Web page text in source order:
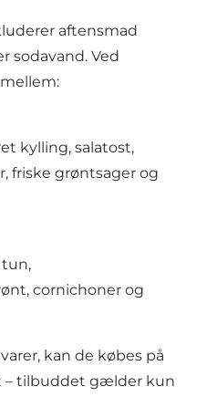
aftensmad
sodavand. Ved
kylling, salatost,
friske grøntsager og
cornichoner og
kan de købes på
– tilbuddet gælder kun